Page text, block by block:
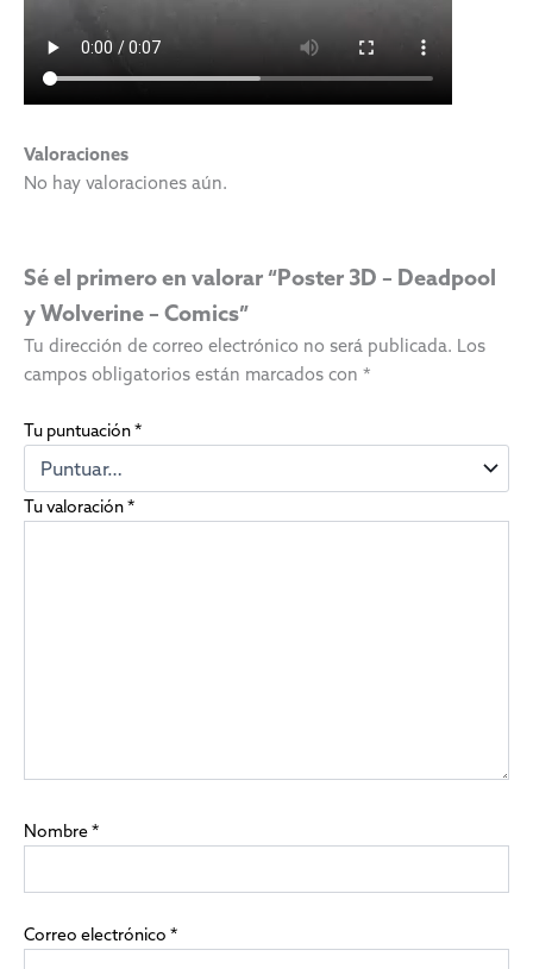
Valoraciones
No hay valoraciones aún.
Sé el primero en valorar “Poster 3D – Deadpool
y Wolverine – Comics”
Tu dirección de correo electrónico no será publicada. Los
campos obligatorios están marcados con *
Tu puntuación*
Tu valoración*
Nombre*
Correo electrónico *